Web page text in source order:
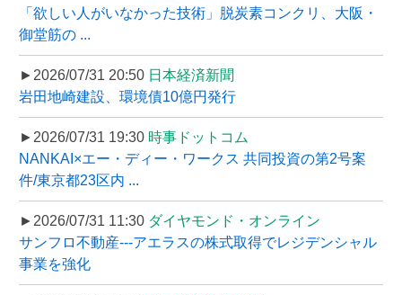
「欲しい人がいなかった技術」脱炭素コンクリ、大阪・
御堂筋の ...
►2026/07/31 20:50 日本経済新聞
岩田地崎建設、環境債10億円発行
►2026/07/31 19:30 時事ドットコム
NANKAI×エー・ディー・ワークス 共同投資の第2号案
件/東京都23区内 ...
►2026/07/31 11:30 ダイヤモンド・オンライン
サンフロ不動産---アエラスの株式取得でレジデンシャル
事業を強化